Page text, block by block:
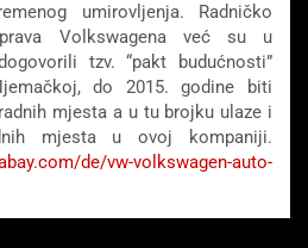
umirovljenja. Radničko
Volkswagena već su u
tzv. “pakt budućnosti”
do 2015. godine biti
mjesta a u tu brojku ulaze i
mjesta u ovoj kompaniji.
de/vw-volkswagen-auto-